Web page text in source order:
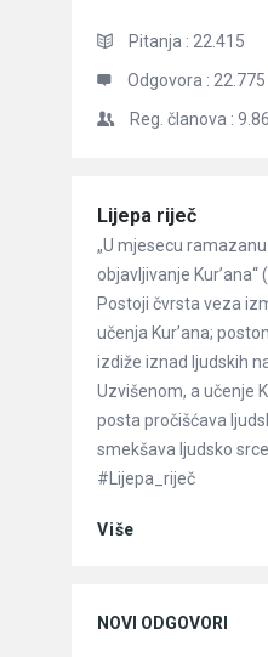
Pitanja : 22.415
Odgovora : 22.775
Reg. članova :
Članci
Lijepa riječ
„U mjesecu
objavljivanje Kur’ana“
Postoji čvrsta veza
učenja Kur’ana;
izdiže iznad ljudskih
Uzvišenom, a učenje
posta pročišćava
smekšava ljudsko srce.
#Lijepa_riječ
Više
NOVI ODGOVORI